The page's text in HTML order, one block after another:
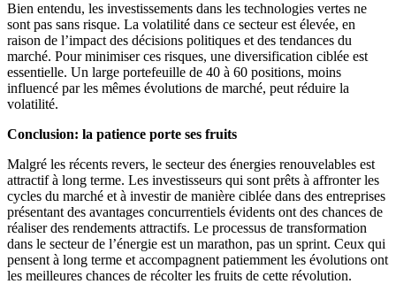
Bien entendu, les investissements dans les technologies vertes ne
sont pas sans risque. La volatilité dans ce secteur est élevée, en
raison de l’impact des décisions politiques et des tendances du
marché. Pour minimiser ces risques, une diversification ciblée est
essentielle. Un large portefeuille de 40 à 60 positions, moins
influencé par les mêmes évolutions de marché, peut réduire la
volatilité.
Conclusion: la patience porte ses fruits
Malgré les récents revers, le secteur des énergies renouvelables est
attractif à long terme. Les investisseurs qui sont prêts à affronter les
cycles du marché et à investir de manière ciblée dans des entreprises
présentant des avantages concurrentiels évidents ont des chances de
réaliser des rendements attractifs. Le processus de transformation
dans le secteur de l’énergie est un marathon, pas un sprint. Ceux qui
pensent à long terme et accompagnent patiemment les évolutions ont
les meilleures chances de récolter les fruits de cette révolution.